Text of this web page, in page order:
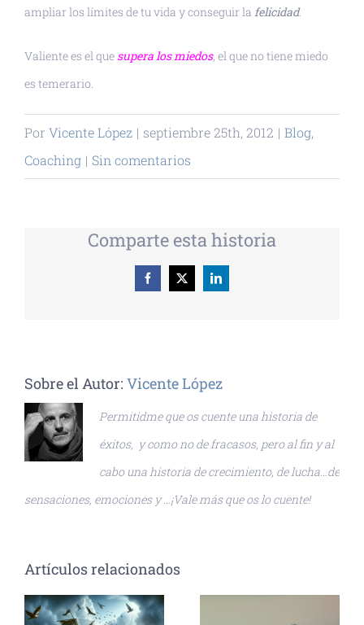
ampliar los límites de tu vida y conseguir la felicidad.
Valiente es el que supera los miedos, el que no tiene miedo
es temerario.
Por Vicente López | septiembre 25th, 2012 | Blog,
Coaching | Sin comentarios
Comparte esta historia
Facebook
X LinkedIn
Sobre el Autor: Vicente López
Permitidme que os cuente una historia de
éxitos, y como no de fracasos, pero al fin y al
cabo una historia de crecimiento, de lucha…de
sensaciones, emociones y …¡Vale más que os lo cuente!
Artículos relacionados